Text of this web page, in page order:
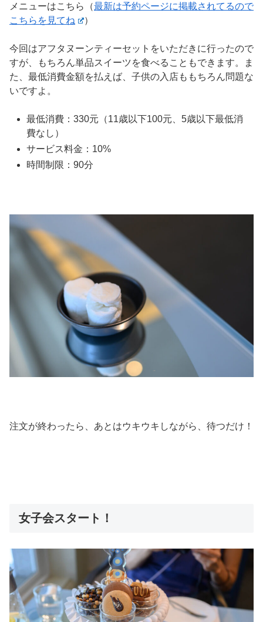
メニューはこちら（最新は予約ページに掲載されてるので
こちらを見てね
）
今回はアフタヌーンティーセットをいただきに行ったので
すが、もちろん単品スイーツを食べることもできます。ま
た、最低消費金額を払えば、子供の入店ももちろん問題な
いですよ。
最低消費：330元（11歳以下100元、5歳以下最低消
費なし）
サービス料金：10%
時間制限：90分
注文が終わったら、あとはウキウキしながら、待つだけ！
女子会スタート！